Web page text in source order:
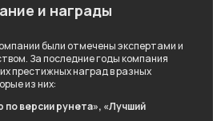
и награды
были отмечены экспертами и
За последние годы компания
престижных наград в разных
из них:
версии рунета», «Лучший